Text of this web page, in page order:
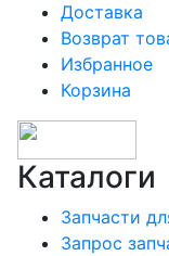
Доставка
Возврат
Избранное
Корзина
Каталоги
Запчасти
Запрос